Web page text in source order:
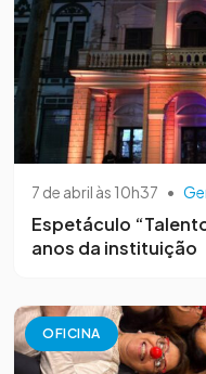
7 de abril às 10h37 •
Espetáculo
anos da instituição
OFICINA